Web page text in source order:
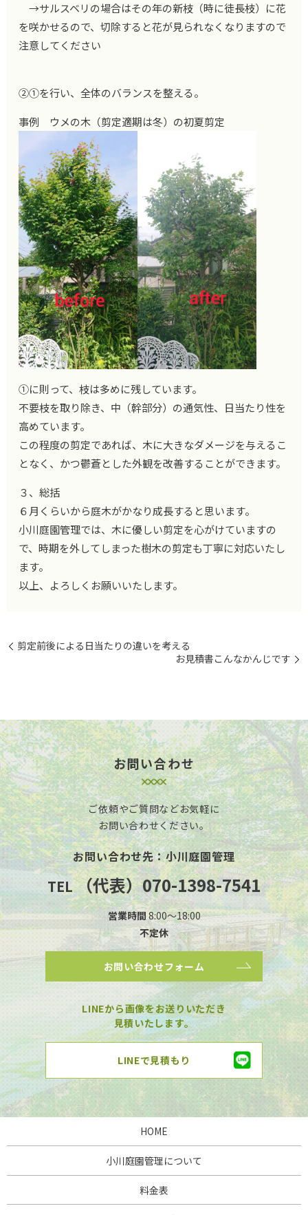
→サルスベリの場合はその年の新枝（時に徒長枝）に花
を咲かせるので、切除すると花が見られなくなりますので
注意してください
②①を行い、全体のバランスを整える。
事例 ウメの木（剪定適期は冬）の初夏剪定
①に則って、枝は多めに残しています。
不要枝を取り除き、中（幹部分）の通気性、日当たり性を
高めています。
この程度の剪定であれば、木に大きなダメージを与えるこ
となく、かつ鬱蒼とした外観を改善することができます。
３、総括
６月くらいから庭木がかなり成長すると思います。
小川庭園管理では、木に優しい剪定を心がけていますの
で、時期を外してしまった樹木の剪定も丁寧に対応いたし
ます。
以上、よろしくお願いいたします。
剪定前後による日当たりの違いを考える
お見積書こんなかんじです
お問い合わせ
ご依頼やご質問などお気軽に
お問い合わせください。
お問い合わせ先：小川庭園管理
TEL（代表）070-1398-7541
営業時間8:00～18:00
不定休
お問い合わせフォーム
LINEから画像をお送りいただき
見積いたします。
LINEで見積もり
HOME
小川庭園管理について
料金表